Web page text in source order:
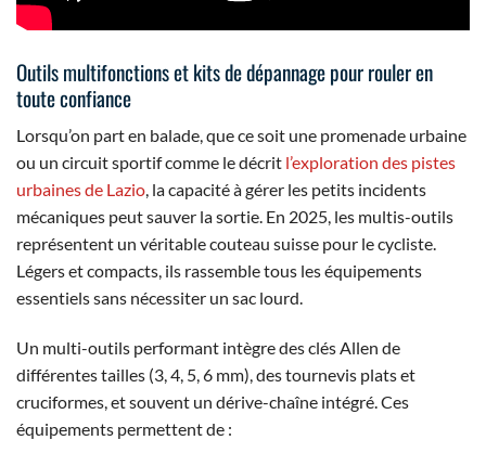
Outils multifonctions et kits de dépannage pour rouler en
toute confiance
Lorsqu’on part en balade, que ce soit une promenade urbaine
ou un circuit sportif comme le décrit l’exploration des pistes
urbaines de Lazio, la capacité à gérer les petits incidents
mécaniques peut sauver la sortie. En 2025, les multis-outils
représentent un véritable couteau suisse pour le cycliste.
Légers et compacts, ils rassemble tous les équipements
essentiels sans nécessiter un sac lourd.
Un multi-outils performant intègre des clés Allen de
différentes tailles (3, 4, 5, 6 mm), des tournevis plats et
cruciformes, et souvent un dérive-chaîne intégré. Ces
équipements permettent de :